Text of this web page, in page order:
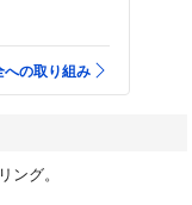
の取り組み
グ。